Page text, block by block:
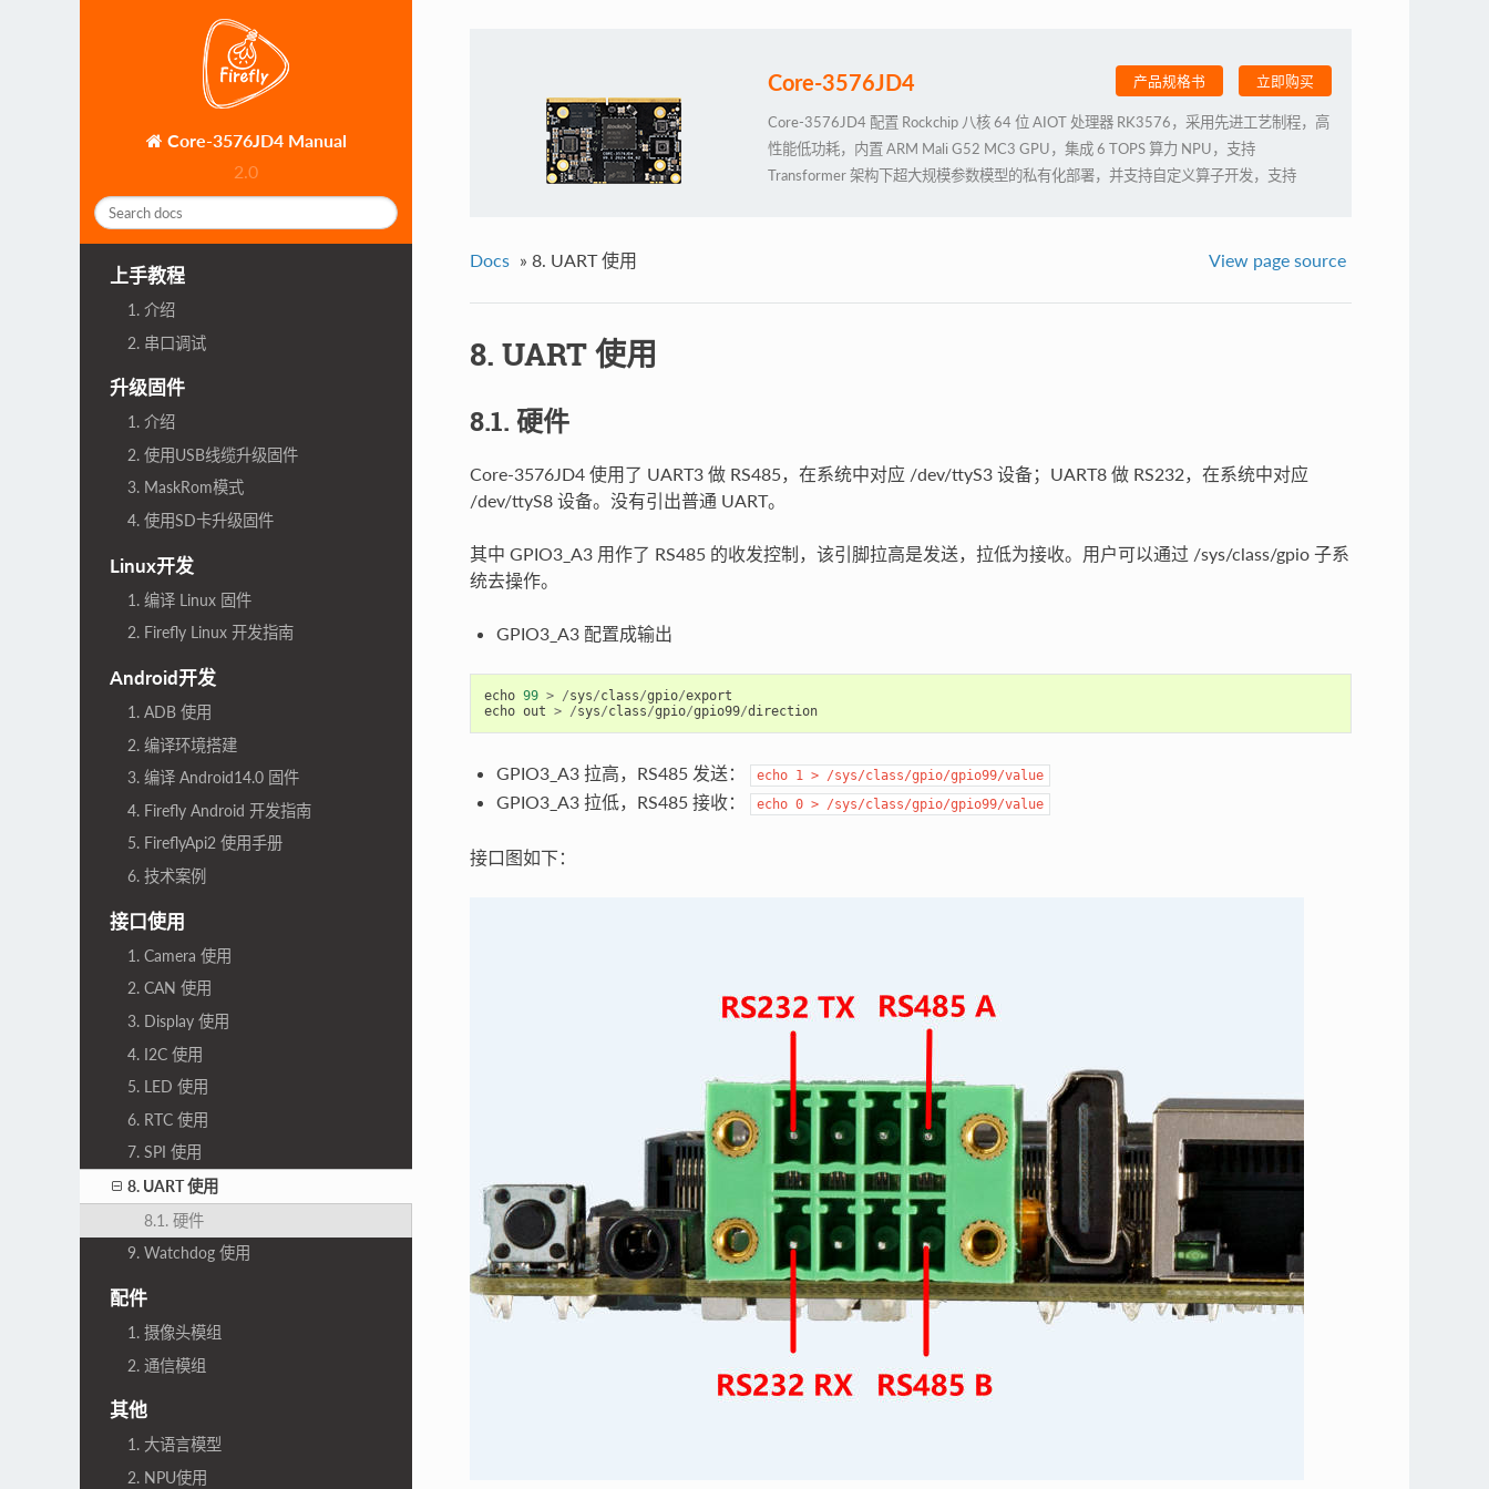
Core-3576JD4 Manual
2.0
上手教程
1. 介绍
2. 串口调试
升级固件
1. 介绍
2. 使用USB线缆升级固件
3. MaskRom模式
4. 使用SD卡升级固件
Linux开发
1. 编译 Linux 固件
2. Firefly Linux 开发指南
Android开发
1. ADB 使用
2. 编译环境搭建
3. 编译 Android14.0 固件
4. Firefly Android 开发指南
5. FireflyApi2 使用手册
6. 技术案例
接口使用
1. Camera 使用
2. CAN 使用
3. Display 使用
4. I2C 使用
5. LED 使用
6. RTC 使用
7. SPI 使用
8. UART 使用
8.1. 硬件
9. Watchdog 使用
配件
1. 摄像头模组
2. 通信模组
其他
1. 大语言模型
2. NPU使用
Core-3576JD4 产品规格书 立即购买
Core-3576JD4 配置 Rockchip 八核 64 位 AIOT 处理器 RK3576，采用先进工艺制程，高
性能低功耗，内置 ARM Mali G52 MC3 GPU，集成 6 TOPS 算力 NPU，支持
Transformer 架构下超大规模参数模型的私有化部署，并支持自定义算子开发，支持
Docs » 8. UART 使用 View page source
8. UART 使用
8.1. 硬件
Core-3576JD4 使用了 UART3 做 RS485，在系统中对应 /dev/ttyS3 设备；UART8 做 RS232，在系统中对应
/dev/ttyS8 设备。没有引出普通 UART。
其中 GPIO3_A3 用作了 RS485 的收发控制，该引脚拉高是发送，拉低为接收。用户可以通过 /sys/class/gpio 子系
统去操作。
GPIO3_A3 配置成输出
echo 99 > /sys/class/gpio/export
echo out > /sys/class/gpio/gpio99/direction
GPIO3_A3 拉高，RS485 发送： echo 1 > /sys/class/gpio/gpio99/value
GPIO3_A3 拉低，RS485 接收： echo 0 > /sys/class/gpio/gpio99/value
接口图如下：